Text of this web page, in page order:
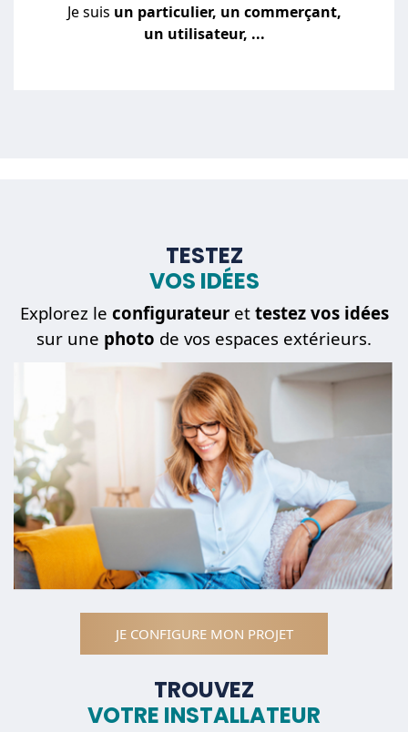
Je suis un particulier, un commerçant,
un utilisateur, ...
Monprojet
pièce détachée
TESTEZ
VOS IDÉES
Explorez le configurateuret testez vos idées
sur une photo de vos espaces extérieurs.
JE CONFIGURE MON PROJET
TROUVEZ
VOTRE INSTALLATEUR